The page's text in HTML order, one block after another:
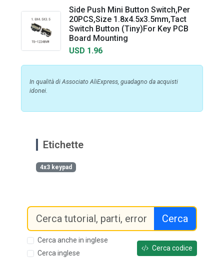
Side Push Mini Button Switch,Per
20PCS,Size 1.8x4.5x3.5mm,Tact
Switch Button (Tiny)For Key PCB
Board Mounting
USD 1.96
In qualità di Associato AliExpress, guadagno da acquisti
idonei.
Etichette
4x3 keypad
Cerca
Cerca anche in inglese
Cerca inglese
Cerca codice